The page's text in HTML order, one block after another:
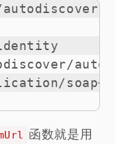
函数就是用